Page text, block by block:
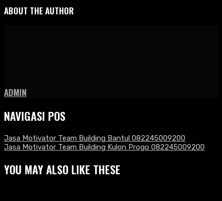
ABOUT THE AUTHOR
ADMIN
NAVIGASI POS
Jasa Motivator Team Building Bantul 082245009200
Jasa Motivator Team Building Kulon Progo 082245009200
YOU MAY ALSO LIKE THESE